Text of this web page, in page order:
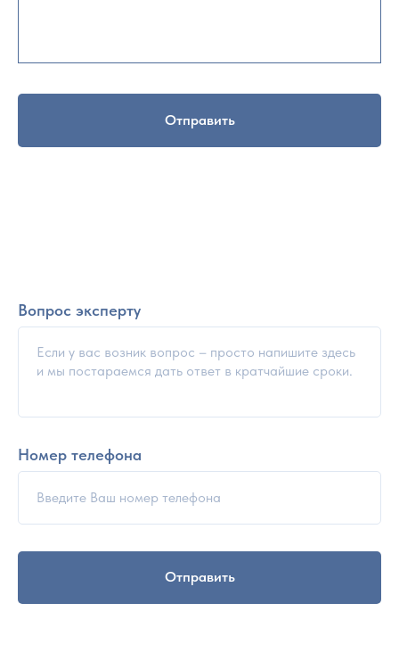
Отправить
Вопрос эксперту
Номер телефона
Отправить